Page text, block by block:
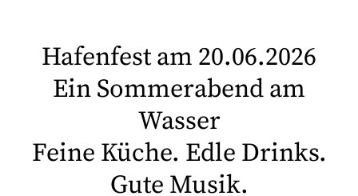
Hafenfest am 20.06.2026
Ein Sommerabend am
Wasser
Feine Küche. Edle Drinks.
Gute Musik.